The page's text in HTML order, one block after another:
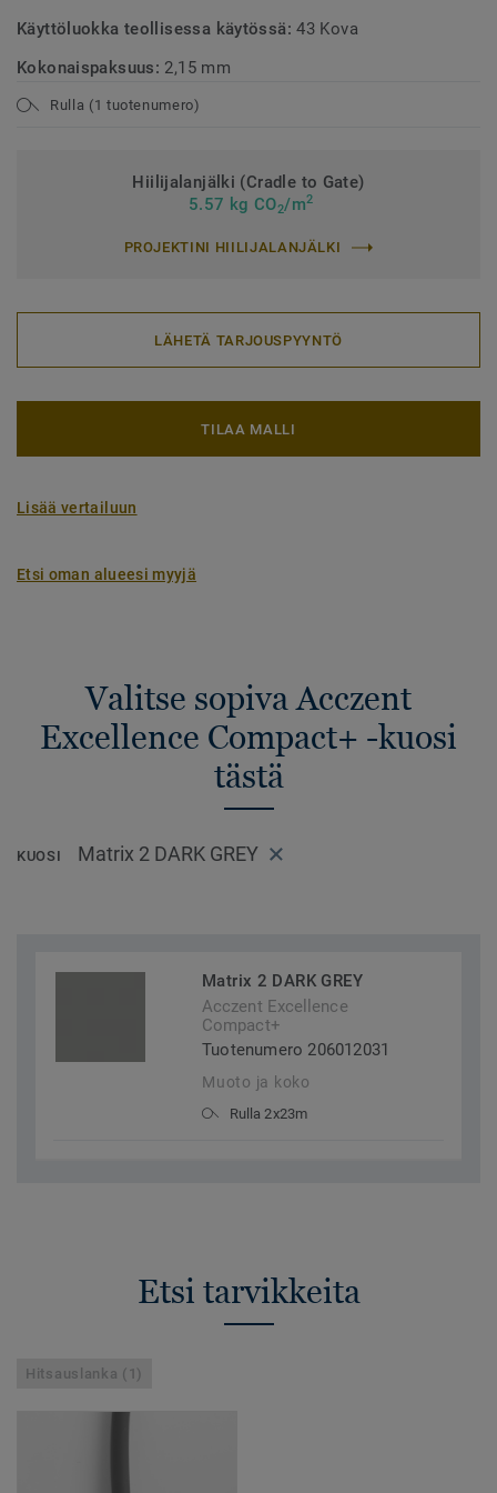
Käyttöluokka teollisessa käytössä:43 Kova
Kokonaispaksuus: 2,15 mm
Rulla (1 tuotenumero)
Hiilijalanjälki (Cradle to Gate)
5.57 kg CO2/m2
PROJEKTINI HIILIJALANJÄLKI
LÄHETÄ TARJOUSPYYNTÖ
TILAA MALLI
Lisää vertailuun
Etsi oman alueesi myyjä
Valitse sopiva Acczent
Excellence Compact+ -kuosi
tästä
KUOSI Matrix 2 DARK GREY
Matrix 2 DARK GREY
Acczent Excellence
Compact+
Tuotenumero 206012031
Muoto ja koko
Rulla 2x23m
Etsi tarvikkeita
Hitsauslanka (1)